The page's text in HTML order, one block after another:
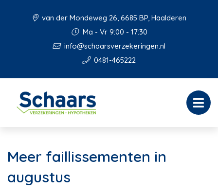
van der Mondeweg 26, 6685 BP, Haalderen
Ma - Vr 9:00 - 17:30
info@schaarsverzekeringen.nl
0481-465222
Meer faillissementen in
augustus